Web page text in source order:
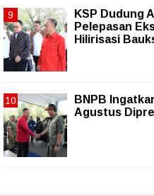
KSP Dudung
Pelepasan
Hilirisasi
BNPB
Agustus